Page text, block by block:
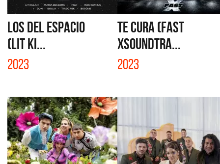
LOS DEL ESPACIO
(LIT KI...
2023
TE CURA (FAST
XSOUNDTRA...
2023